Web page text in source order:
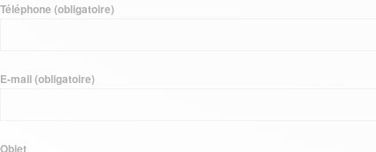
Téléphone (obligatoire)
E-mail (obligatoire)
Objet